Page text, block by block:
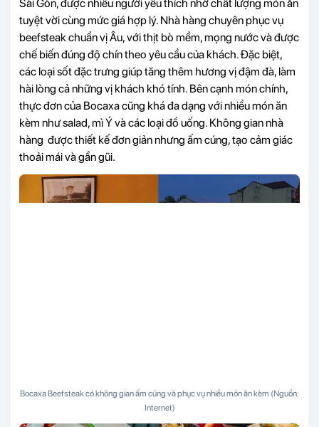
Sài Gòn, được nhiều người yêu thích nhờ chất lượng món ăn
tuyệt vời cùng mức giá hợp lý. Nhà hàng chuyên phục vụ
beefsteak chuẩn vị Âu, với thịt bò mềm, mọng nước và được
chế biến đúng độ chín theo yêu cầu của khách. Đặc biệt,
các loại sốt đặc trưng giúp tăng thêm hương vị đậm đà, làm
hài lòng cả những vị khách khó tính. Bên cạnh món chính,
thực đơn của Bocaxa cũng khá đa dạng với nhiều món ăn
kèm như salad, mì Ý và các loại đồ uống. Không gian nhà
hàng được thiết kế đơn giản nhưng ấm cúng, tạo cảm giác
thoải mái và gần gũi.
Bocaxa Beefsteak có không gian ấm cúng và phục vụ nhiều món ăn kèm (Nguồn:
Internet)